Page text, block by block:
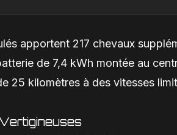
apportent 217 chevaux
de 7,4 kWh montée au
25 kilomètres à des vitesses